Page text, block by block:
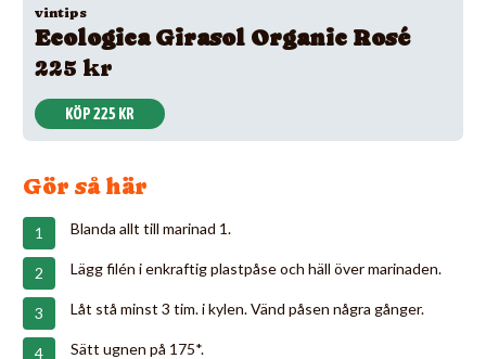
vintips
Ecologica Girasol Organic Rosé
225 kr
KÖP 225 KR
Gör så här
Blanda allt till marinad 1.
Lägg filén i enkraftig plastpåse och häll över marinaden.
Låt stå minst 3 tim. i kylen. Vänd påsen några gånger.
Sätt ugnen på 175*.